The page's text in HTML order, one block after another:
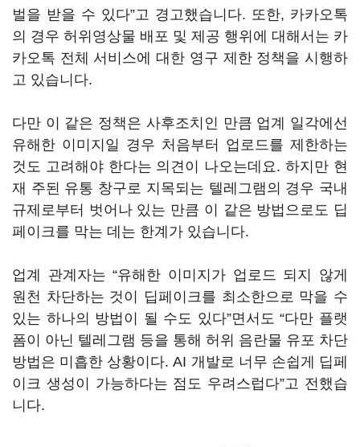
벌을 받을 수 있다”고 경고했습니다. 또한, 카카오톡
의 경우 허위영상물 배포 및 제공 행위에 대해서는 카
카오톡 전체 서비스에 대한 영구 제한 정책을 시행하
고 있습니다.
다만 이 같은 정책은 사후조치인 만큼 업계 일각에선
유해한 이미지일 경우 처음부터 업로드를 제한하는
것도 고려해야 한다는 의견이 나오는데요. 하지만 현
재 주된 유통 창구로 지목되는 텔레그램의 경우 국내
규제로부터 벗어나 있는 만큼 이 같은 방법으로도 딥
페이크를 막는 데는 한계가 있습니다.
업계 관계자는 “유해한 이미지가 업로드 되지 않게
원천 차단하는 것이 딥페이크를 최소한으로 막을 수
있는 하나의 방법이 될 수도 있다”면서도 “다만 플랫
폼이 아닌 텔레그램 등을 통해 허위 음란물 유포 차단
방법은 미흡한 상황이다. AI 개발로 너무 손쉽게 딥페
이크 생성이 가능하다는 점도 우려스럽다”고 전했습
니다.